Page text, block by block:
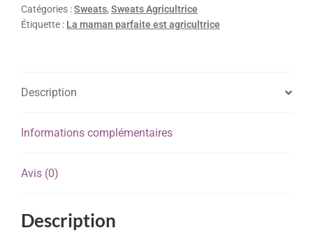
Catégories :Sweats, Sweats Agricultrice
Étiquette : La maman parfaite est agricultrice
Description
Informations complémentaires
Avis (0)
Description